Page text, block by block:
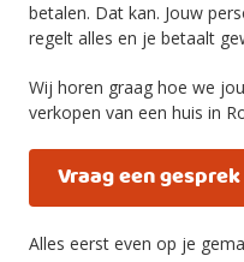
betalen. Dat kan. Jouw
regelt alles en je betaalt
Wij horen graag hoe we
verkopen van een huis in
Vraag een
Alles eerst even op je